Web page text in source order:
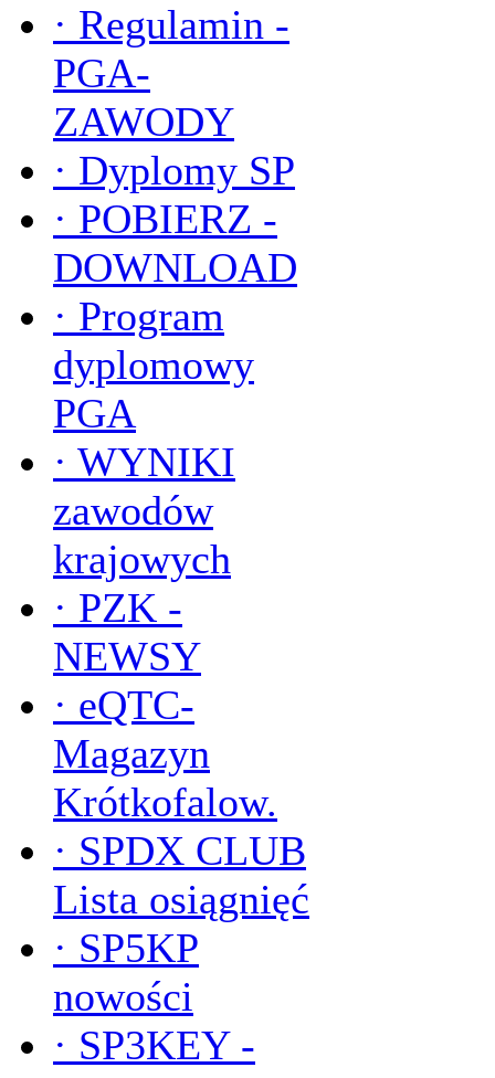
· Regulamin -
PGA-
ZAWODY
· Dyplomy SP
· POBIERZ -
DOWNLOAD
· Program
dyplomowy
PGA
· WYNIKI
zawodów
krajowych
· PZK -
NEWSY
· eQTC-
Magazyn
Krótkofalow.
· SPDX CLUB
Lista osiągnięć
· SP5KP
nowości
· SP3KEY -